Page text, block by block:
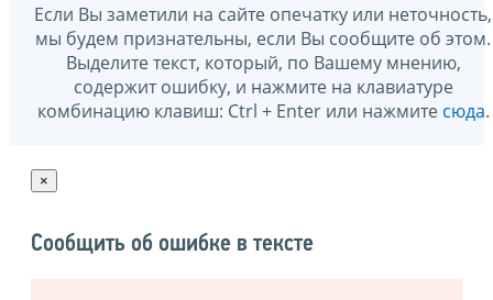
Если Вы заметили на сайте опечатку или неточность,
мы будем признательны, если Вы сообщите об этом.
Выделите текст, который, по Вашему мнению,
содержит ошибку, и нажмите на клавиатуре
комбинацию клавиш: Ctrl + Enter или нажмите сюда.
×
Сообщить об ошибке в тексте